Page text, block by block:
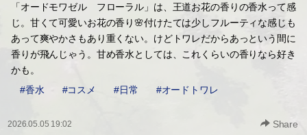
「オードモワゼル フローラル」は、王道お花の香りの香水って感
じ。甘くて可愛いお花の香り🌸付けたては少しフルーティな感じも
あって爽やかさもあり重くない。けどトワレだからあっという間に
香りが飛んじゃう。甘め香水としては、これくらいの香りなら好き
かも。
#香水
#コスメ #日常 #オードトワレ
2026.05.05 19:02 Share